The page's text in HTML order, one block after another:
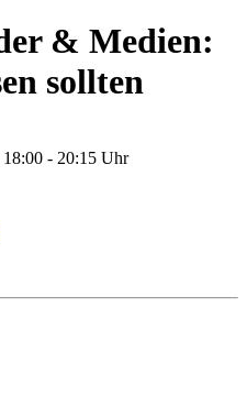
& Medien:
sollten
18:00 - 20:15 Uhr